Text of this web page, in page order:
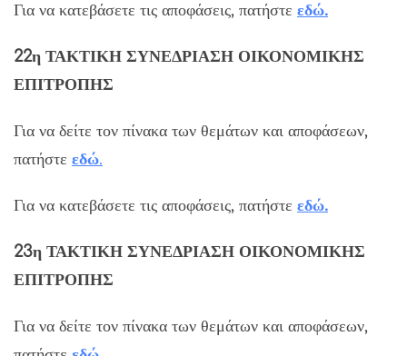
Για να κατεβάσετε τις αποφάσεις, πατήστε εδώ.
22η ΤΑΚΤΙΚΗ ΣΥΝΕΔΡΙΑΣΗ ΟΙΚΟΝΟΜΙΚΗΣ
ΕΠΙΤΡΟΠΗΣ
Για να δείτε τον πίνακα των θεμάτων και αποφάσεων,
πατήστε εδώ.
Για να κατεβάσετε τις αποφάσεις, πατήστε εδώ.
23η ΤΑΚΤΙΚΗ ΣΥΝΕΔΡΙΑΣΗ ΟΙΚΟΝΟΜΙΚΗΣ
ΕΠΙΤΡΟΠΗΣ
Για να δείτε τον πίνακα των θεμάτων και αποφάσεων,